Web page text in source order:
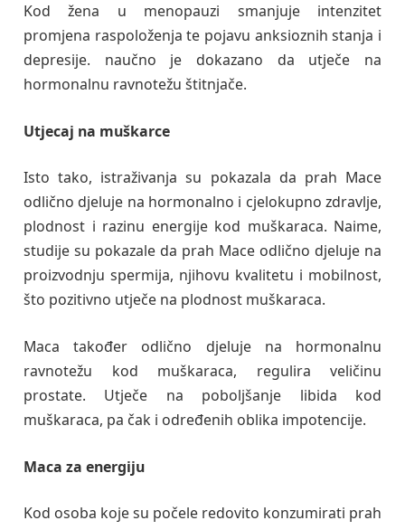
Kod žena u menopauzi smanjuje intenzitet
promjena raspoloženja te pojavu anksioznih stanja i
depresije. naučno je dokazano da utječe na
hormonalnu ravnotežu štitnjače.
Utjecaj na muškarce
Isto tako, istraživanja su pokazala da prah Mace
odlično djeluje na hormonalno i cjelokupno zdravlje,
plodnost i razinu energije kod muškaraca. Naime,
studije su pokazale da prah Mace odlično djeluje na
proizvodnju spermija, njihovu kvalitetu i mobilnost,
što pozitivno utječe na plodnost muškaraca.
Maca također odlično djeluje na hormonalnu
ravnotežu kod muškaraca, regulira veličinu
prostate. Utječe na poboljšanje libida kod
muškaraca, pa čak i određenih oblika impotencije.
Maca za energiju
Kod osoba koje su počele redovito konzumirati prah